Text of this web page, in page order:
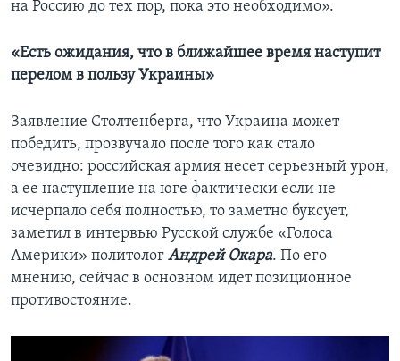
на Россию до тех пор, пока это необходимо».
«Есть ожидания, что в ближайшее время наступит
перелом в пользу Украины»
Заявление Столтенберга, что Украина может
победить, прозвучало после того как стало
очевидно: российская армия несет серьезный урон,
а ее наступление на юге фактически если не
исчерпало себя полностью, то заметно буксует,
заметил в интервью Русской службе «Голоса
Америки» политолог Андрей Окара. По его
мнению, сейчас в основном идет позиционное
противостояние.